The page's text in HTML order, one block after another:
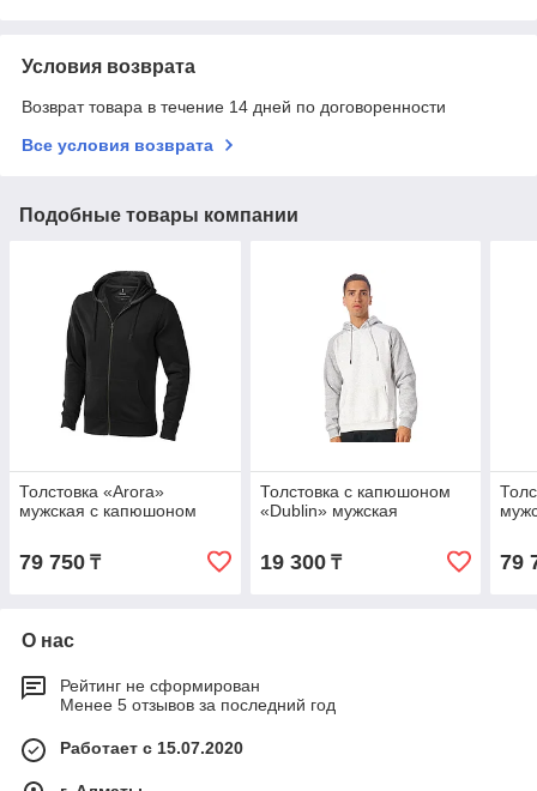
Условия возврата
Возврат товара в течение 14 дней по договоренности
Все условия возврата
Подобные товары компании
Толстовка «Arora»
мужская с капюшоном
79 750 ₸
Толстовка с капюшоном
«Dublin» мужская
19 300₸ 79
О нас
Рейтинг не сформирован
Менее 5 отзывов за последний год
Работает с 15.07.2020